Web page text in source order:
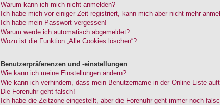
Warum kann ich mich nicht anmelden?
Ich habe mich vor einiger Zeit registriert, kann mich aber nicht mehr
Ich habe mein Passwort vergessen!
Warum werde ich automatisch abgemeldet?
Wozu ist die Funktion „Alle Cookies löschen“?
Benutzerpräferenzen und -einstellungen
Wie kann ich meine Einstellungen ändern?
Wie kann ich verhindern, dass mein Benutzername in der Online-Liste
Die Forenuhr geht falsch!
Ich habe die Zeitzone eingestellt, aber die Forenuhr geht immer noch